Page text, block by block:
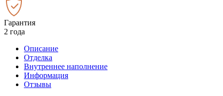
Гарантия
2 года
Описание
Отделка
Внутреннее наполнение
Информация
Отзывы